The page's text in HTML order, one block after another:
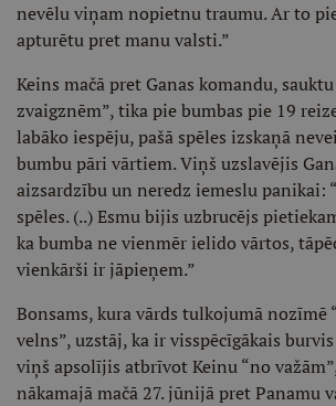
nevēlu viņam nopietnu traumu. Ar to
apturētu pret manu valsti.”
Keins mačā pret Ganas komandu,
zvaigznēm”, tika pie bumbas pie 19
labāko iespēju, pašā spēles izskaņā
bumbu pāri vārtiem. Viņš uzslavējis
aizsardzību un neredz iemeslu panikai:
spēles. (..) Esmu bijis uzbrucējs
ka bumba ne vienmēr ielido vārtos,
vienkārši ir jāpieņem.”
Bonsams, kura vārds tulkojumā nozīmē
velns”, uzstāj, ka ir visspēcīgākais
viņš apsolījis atbrīvot Keinu “no
nākamajā mačā 27. jūnijā pret Panamu